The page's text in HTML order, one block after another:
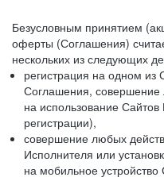
Безусловным принятием
оферты (Соглашения)
нескольких из следующих
регистрация на одном из
Соглашения,
на использование
регистрации),
совершение любых
Исполнителя или
на мобильное устройство